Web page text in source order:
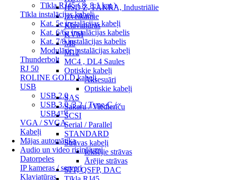
Tīkla RJ45 ( 8, 8.1 kat.)
Tīkla instalācijas kabeļi
Kat. 5e instalācijas kabeļi
Kat. 6/6a instalācijas kabelis
Kat. 7/8 instalācijas kabelis
Modulārie instalācijas kabeļi
Thunderbolt
RJ 50
ROLINE GOLD kabeļi
USB
USB 2.0
USB 3.0 /3.2 / Type-C /
USB4™
VGA / SVGA
Kabeļi
Mājas automātika
Audio un video risinājumi
Datorpeles
IP kameras / serveri
Klaviatūras
HSD Z, FAKRA, Industriālie
Izvelkamie
Klaviatūras
KVM
M8
M12
MC4 , DL4 Saules
Optiskie kabeļi
Aksesuāri
Optiskie kabeļi
SAS
Sakaru / Viedierīču
SCSI
Serial / Parallel
STANDARD
Strāvas kabeļi
Iekšējie strāvas
Ārējie strāvas
SFP, QSFP, DAC